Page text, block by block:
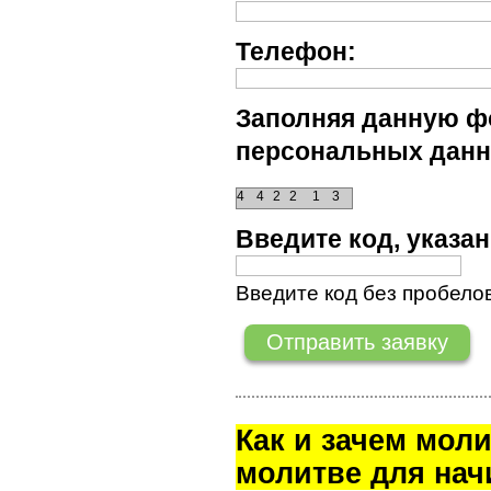
Телефон:
Заполняя данную
персональных
4
4 1
2 2 3
Введите код,
Введите код без
Как и зачем
молитве для